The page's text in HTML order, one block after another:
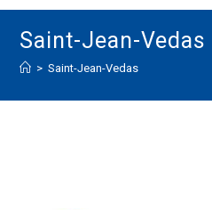
Saint-Jean-Vedas
> Saint-Jean-Vedas